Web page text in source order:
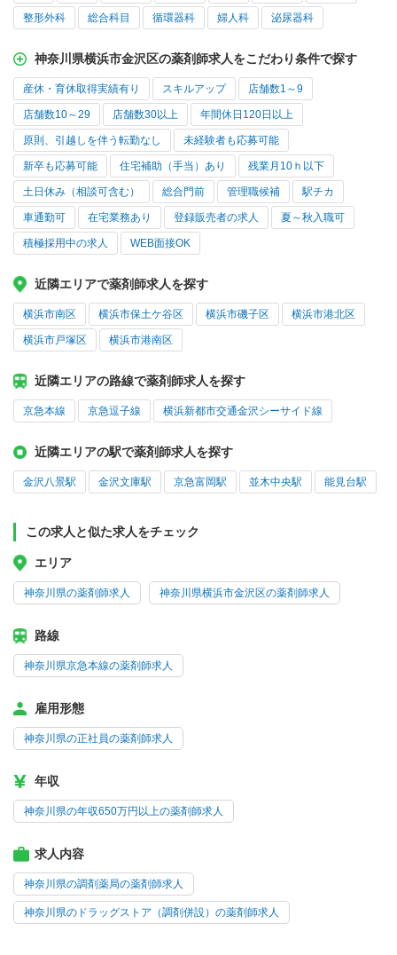
整形外科 総合科目 循環器科 婦人科 泌尿器科
神奈川県横浜市金沢区の薬剤師求人をこだわり条件で探す
産休・育休取得実績有り スキルアップ 店舗数1～9
店舗数10～29 店舗数30以上 年間休日120日以上
原則、引越しを伴う転勤なし 未経験者も応募可能
新卒も応募可能 住宅補助（手当）あり 残業月10ｈ以下
土日休み（相談可含む） 総合門前 管理職候補 駅チカ
車通勤可 在宅業務あり 登録販売者の求人 夏～秋入職可
積極採用中の求人 WEB面接OK
近隣エリアで薬剤師求人を探す
横浜市南区 横浜市保土ケ谷区 横浜市磯子区 横浜市港北区
横浜市戸塚区 横浜市港南区
近隣エリアの路線で薬剤師求人を探す
京急本線 京急逗子線 横浜新都市交通金沢シーサイド線
近隣エリアの駅で薬剤師求人を探す
金沢八景駅 金沢文庫駅 京急富岡駅 並木中央駅 能見台駅
この求人と似た求人をチェック
エリア
神奈川県の薬剤師求人 神奈川県横浜市金沢区の薬剤師求人
路線
神奈川県京急本線の薬剤師求人
雇用形態
神奈川県の正社員の薬剤師求人
年収
神奈川県の年収650万円以上の薬剤師求人
求人内容
神奈川県の調剤薬局の薬剤師求人
神奈川県のドラッグストア（調剤併設）の薬剤師求人